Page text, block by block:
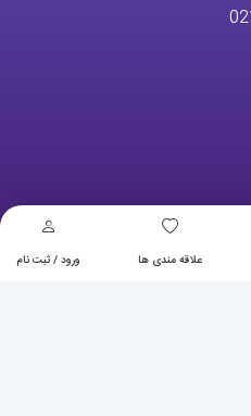
علاقه مندی ها ورود / ثبت نام